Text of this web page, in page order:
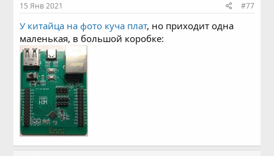
15 Янв 2021 #77
У китайца на фото куча плат, но приходит одна
маленькая, в большой коробке: